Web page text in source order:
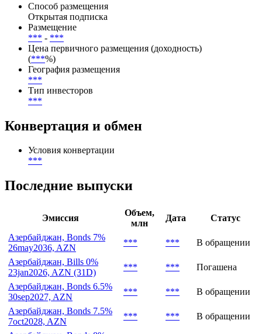
Способ размещения
Открытая подписка
Размещение
*** - ***
Цена первичного размещения (доходность)
(***%)
География размещения
***
Тип инвесторов
***
Конвертация и обмен
Условия конвертации
***
Последние выпуски
Эмиссия
Объем,
млн
Дата
Статус
Азербайджан, Bonds 7%
26may2036, AZN
*** ***
В обращении
Азербайджан, Bills 0%
23jan2026, AZN (31D)
*** ***
Погашена
Азербайджан, Bonds 6.5%
30sep2027, AZN
*** ***
В обращении
Азербайджан, Bonds 7.5%
7oct2028, AZN
*** ***
В обращении